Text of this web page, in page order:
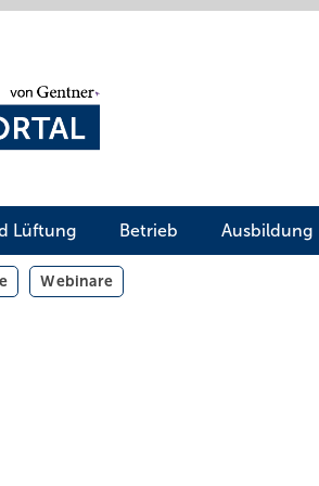
Lüftung Betrieb Ausbildung
Webinare